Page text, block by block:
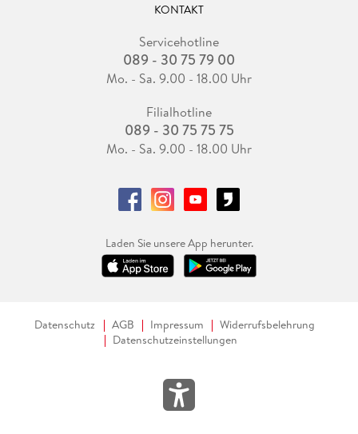
KONTAKT
Servicehotline
089 - 30 75 79 00
Mo. - Sa. 9.00 - 18.00 Uhr
Filialhotline
089 - 30 75 75 75
Mo. - Sa. 9.00 - 18.00 Uhr
Laden Sie unsere App herunter.
Datenschutz AGB Impressum
Widerrufsbelehrung
Datenschutzeinstellungen